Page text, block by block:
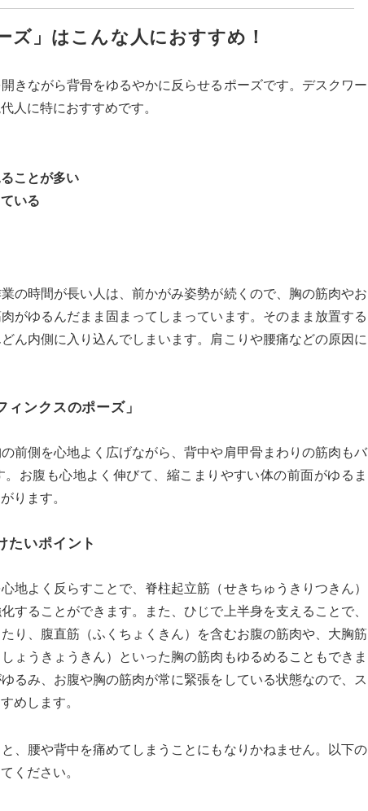
ズ」はこんな人におすすめ！
きながら背骨をゆるやかに反らせるポーズです。デスクワー
人に特におすすめです。
ことが多い
いる
の時間が長い人は、前かがみ姿勢が続くので、胸の筋肉やお
がゆるんだまま固まってしまっています。そのまま放置する
ん内側に入り込んでしまいます。肩こりや腰痛などの原因に
ンクスのポーズ」
前側を心地よく広げながら、背中や肩甲骨まわりの筋肉もバ
お腹も心地よく伸びて、縮こまりやすい体の前面がゆるま
ります。
たいポイント
地よく反らすことで、脊柱起立筋（せきちゅうきりつきん）
することができます。また、ひじで上半身を支えることで、
り、腹直筋（ふくちょくきん）を含むお腹の筋肉や、大胸筋
ょうきょうきん）といった胸の筋肉もゆるめることもできま
るみ、お腹や胸の筋肉が常に緊張をしている状態なので、ス
めします。
、腰や背中を痛めてしまうことにもなりかねません。以下の
ください。